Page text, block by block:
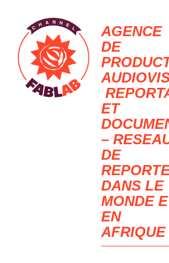
AGENCE
DE
ET
–
DE
DANS LE
MONDE
EN
AFRIQUE